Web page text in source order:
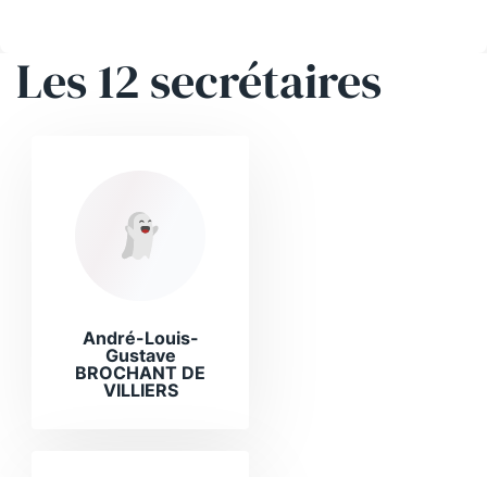
Les 12 secrétaires
André-Louis-
Gustave
BROCHANT DE
VILLIERS